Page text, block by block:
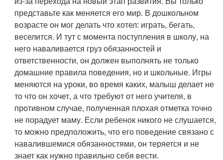
представьте как меняется его мир. В дошкольном
возрасте он мог делать что хотел: играть, бегать,
веселится. И тут с момента поступления в школу, на
него наваливается груз обязанностей и
ответственности, он должен выполнять не только
домашние правила поведения, но и школьные. Игры
меняются на уроки, во время каких, малыш делает не
то что он хочет, а что требуют от него учителя, в
противном случае, полученная плохая отметка точно
не порадует маму. Если ребенок никого не слушается,
то можно предположить, что его поведение связано с
навалившемися обязанностями, он теряется и не
знает как нужно правильно себя вести.